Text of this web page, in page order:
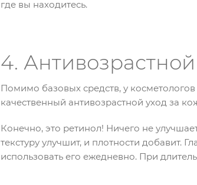
где вы находитесь.
4.
Помимо базовых средств, у
качественный антивозрастной уход за
Конечно, это ретинол! Ничего не
текстуру улучшит, и плотности добавит.
использовать его ежедневно. При